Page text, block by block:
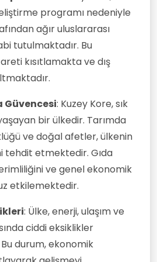
programı nedeniyle
ağır uluslararası
tutulmaktadır. Bu
kısıtlamakta ve dış
Güvencesi: Kuzey Kore, sık
yaşayan bir ülkedir. Tarımda
ve doğal afetler, ülkenin
tehdit etmektedir. Gıda
ve genel ekonomik
etkilemektedir.
: Ülke, enerji, ulaşım ve
ciddi eksiklikler
durum, ekonomik